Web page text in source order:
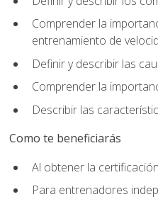
Comprender la
entrenamiento de
Definir y describir las
Comprender la
Describir las
Como te beneficiarás
Al obtener la
Para entrenadores